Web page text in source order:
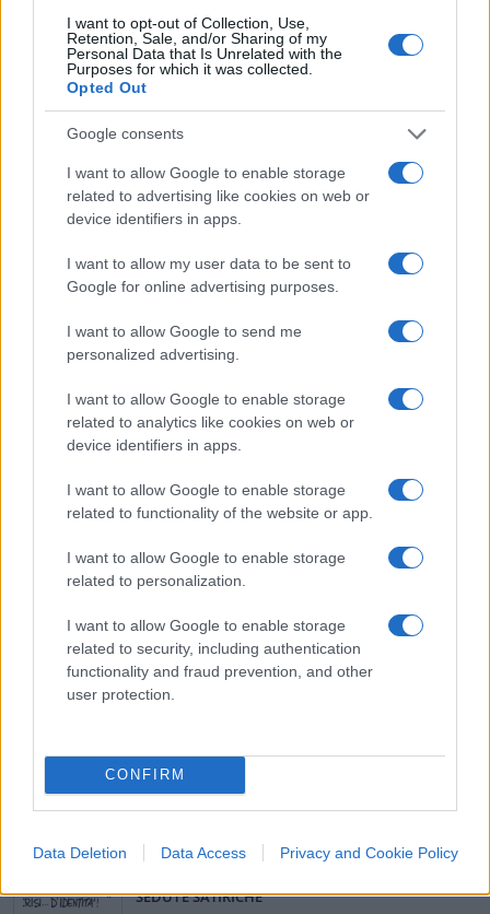
I want to opt-out of Collection, Use,
Retention, Sale, and/or Sharing of my
Personal Data that Is Unrelated with the
Purposes for which it was collected.
Opted Out
Google consents
I want to allow Google to enable storage
related to advertising like cookies on web or
device identifiers in apps.
I want to allow my user data to be sent to
Google for online advertising purposes.
I want to allow Google to send me
personalized advertising.
I want to allow Google to enable storage
related to analytics like cookies on web or
device identifiers in apps.
I want to allow Google to enable storage
related to functionality of the website or app.
I want to allow Google to enable storage
related to personalization.
I want to allow Google to enable storage
related to security, including authentication
functionality and fraud prevention, and other
user protection.
CONFIRM
Data Deletion Data Access Privacy and Cookie Policy
Opensecrets.orgche tiene traccia di come le
diverse organizzazioni spendono i quattrini
raccolti dal vasto pubblico, spesso in risposta ad
ondate di indignazione di massa. Digitando
nell’apposita casella di ricerca
(ripetiamo
l’organizzazione scelta dal Blm) vediamo subito
dove sono andate a finire le loro donazioni nel
2020. Compare una classifica dei primi dieci. Il
primo della lista è il candidato presidenziale,
avversario diTrump, che si è beccato circa 190
Biden, con 119 milioni, ma in questo caso si
dovrebbe trattare della sua organizzazione
elettorale. Al terzo posto un’altra democratica, la
senatriceElizabeth Warren, senatrice
democratica che ora appoggia
Pete for America, cioè Pete Buttigieg
il giovane
trentasettenne che infiammò sempre le primarie
democratiche, e così via.
#GEORGE FLOYD
#JOE BIDEN #POLIZIA #USA
Precedente
SEDUTE SATIRICHE